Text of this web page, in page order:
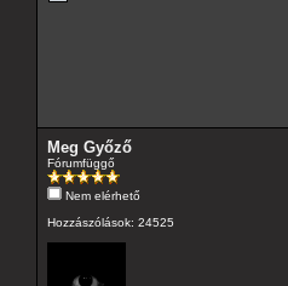
Meg Győző
Fórumfüggő
Nem elérhető
Hozzászólások: 24525